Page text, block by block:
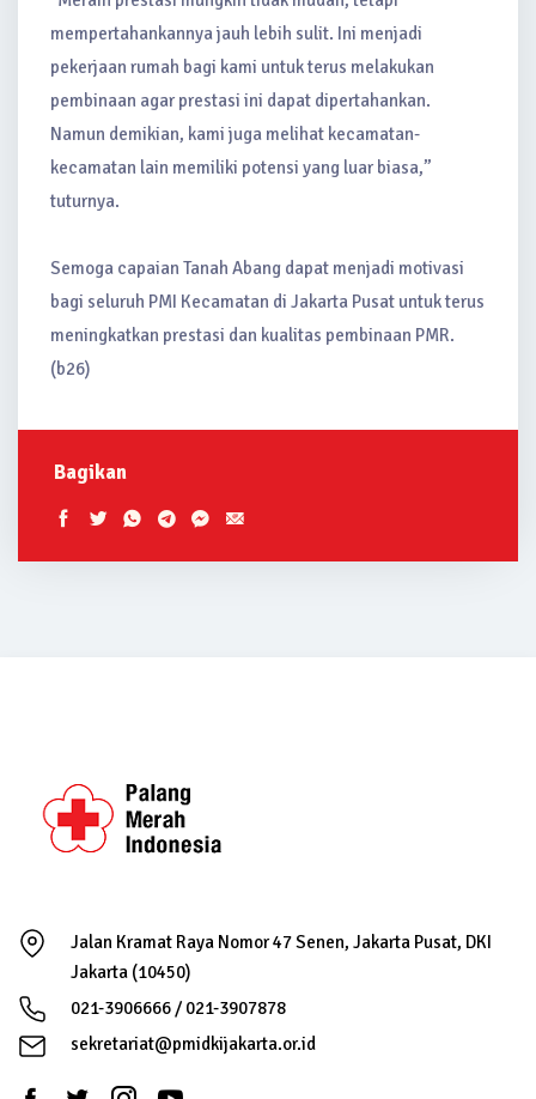
mempertahankannya jauh lebih sulit. Ini menjadi
pekerjaan rumah bagi kami untuk terus melakukan
pembinaan agar prestasi ini dapat dipertahankan.
Namun demikian, kami juga melihat kecamatan-
kecamatan lain memiliki potensi yang luar biasa,”
tuturnya.
Semoga capaian Tanah Abang dapat menjadi motivasi
bagi seluruh PMI Kecamatan di Jakarta Pusat untuk terus
meningkatkan prestasi dan kualitas pembinaan PMR.
(b26)
Bagikan
Jalan Kramat Raya Nomor 47 Senen, Jakarta Pusat, DKI
Jakarta (10450)
021-3906666 / 021-3907878
sekretariat@pmidkijakarta.or.id